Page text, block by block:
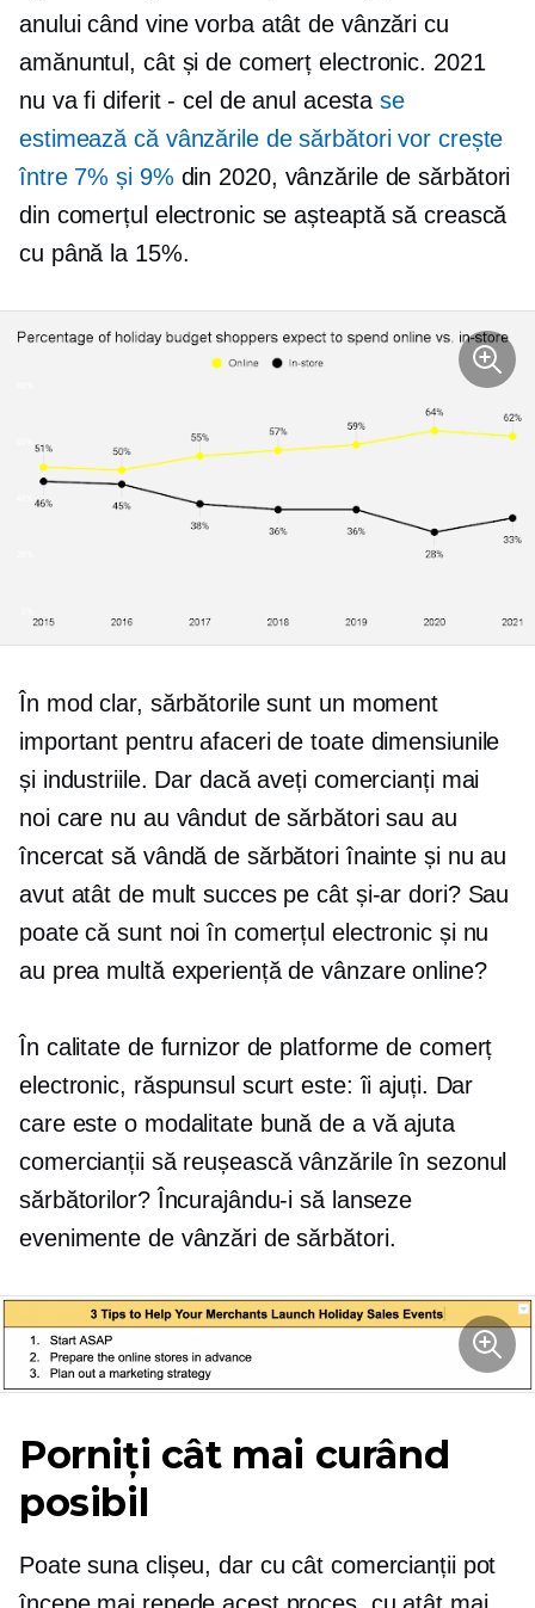
anului când vine vorba atât de vânzări cu
amănuntul, cât și de comerț electronic. 2021
nu va fi diferit - cel de anul acestase
estimează că vânzările de sărbători vor crește
între 7% și 9% din 2020, vânzările de sărbători
din comerțul electronic se așteaptă să crească
cu până la 15%.
În mod clar, sărbătorile sunt un moment
important pentru afaceri de toate dimensiunile
și industriile. Dar dacă aveți comercianți mai
noi care nu au vândut de sărbători sau au
încercat să vândă de sărbători înainte și nu au
avut atât de mult succes pe cât și-ar dori? Sau
poate că sunt noi în comerțul electronic și nu
au prea multă experiență de vânzare online?
În calitate de furnizor de platforme de comerț
electronic, răspunsul scurt este: îi ajuți. Dar
care este o modalitate bună de a vă ajuta
comercianții să reușească vânzările în sezonul
sărbătorilor? Încurajându-i să lanseze
evenimente de vânzări de sărbători.
Porniți cât mai curând
posibil
Poate suna clișeu, dar cu cât comercianții pot